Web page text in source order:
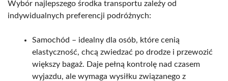
Wybór najlepszego środka transportu zależy od
indywidualnych preferencji podróżnych:
Samochód – idealny dla osób, które cenią
elastyczność, chcą zwiedzać po drodze i przewozić
większy bagaż. Daje pełną kontrolę nad czasem
wyjazdu, ale wymaga wysiłku związanego z